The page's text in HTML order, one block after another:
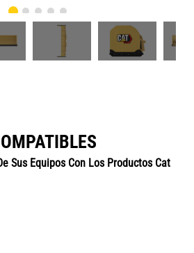
Sus Equipos Con Los Productos Cat